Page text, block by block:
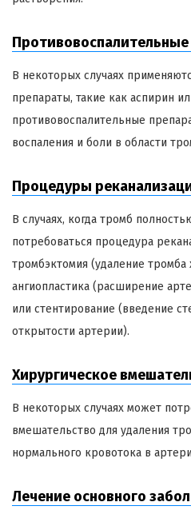
В некоторых случаях
препараты, такие как аспирин
противовоспалительные
воспаления и боли в области
Процедуры
В случаях, когда тромб
потребоваться процедура
тромбэктомия (удаление тромба
ангиопластика (расширение
или стентирование (введение
открытости артерии).
Хирургическое
В некоторых случаях может
вмешательство для удаления
нормального кровотока в
Лечение основного